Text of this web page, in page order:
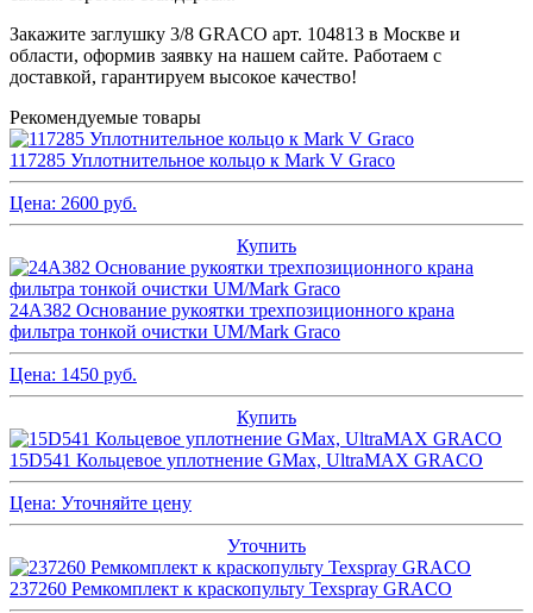
Закажите заглушку 3/8 GRACO арт. 104813 в Москве и
области, оформив заявку на нашем сайте. Работаем с
доставкой, гарантируем высокое качество!
Рекомендуемые товары
117285 Уплотнительное кольцо к Mark V Graco
Цена: 2600 руб.
Купить
24A382 Основание рукоятки трехпозиционного крана
фильтра тонкой очистки UM/Mark Graco
Цена: 1450 руб.
Купить
15D541 Кольцевое уплотнение GMax, UltraMAX GRACO
Цена: Уточняйте цену
Уточнить
237260 Ремкомплект к краскопульту Texspray GRACO